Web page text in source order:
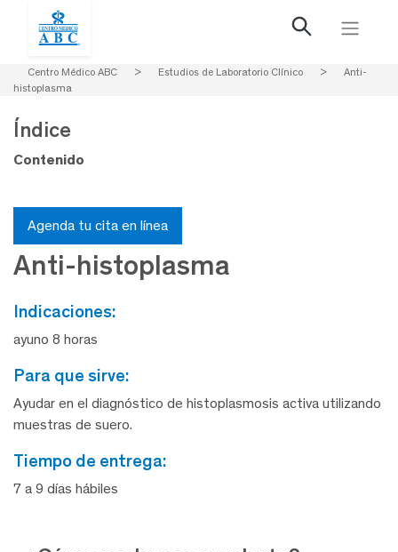
Centro Médico ABC > Estudios de Laboratorio Clínico >
Anti-
histoplasma
Anti-histoplasma
indicaciones:
ayuno 8 horas
para que sirve:
Ayudar en el diagnóstico de histoplasmosis activa utilizando
muestras de suero.
tiempo de entrega:
7 a 9 días hábiles
Índice
Contenido
Agenda tu cita en línea